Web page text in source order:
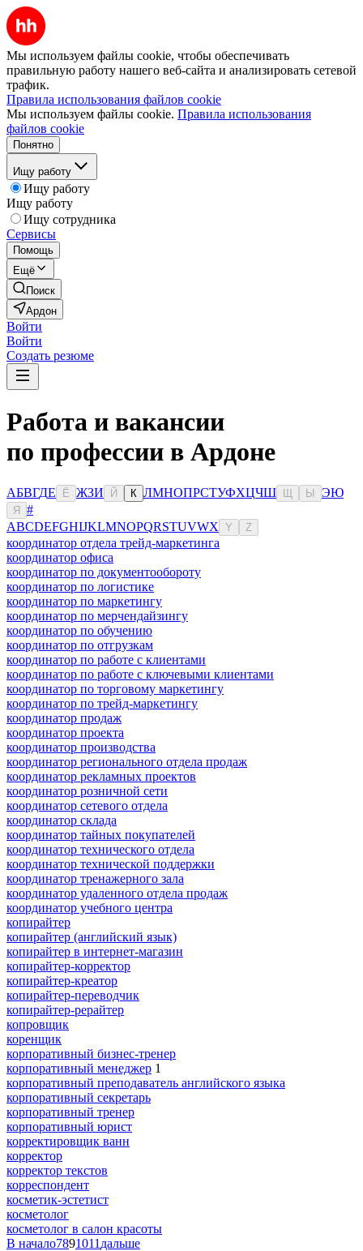
Мы используем файлы cookie, чтобы обеспечивать
правильную работу нашего веб-сайта и анализировать сетевой
трафик.
Правила использования файлов cookie
Мы используем файлы cookie. Правила использования
файлов cookie
Понятно
Ищу работу
Ищу работу
Ищу работу
Ищу сотрудника
Сервисы
Помощь
Ещё
Поиск
Ардон
Войти
Войти
Создать резюме
Работа и вакансии
по профессии в Ардоне
АБВГДЕ Ё ЖЗИ Й К ЛМНОПРСТУФХЦЧШ Ы ЭЮ
Я
#
ABCDEFGHIJKLMNOPQRSTUVWX Y Z
координатор отдела трейд-маркетинга
координатор офиса
координатор по документообороту
координатор по логистике
координатор по маркетингу
координатор по мерчендайзингу
координатор по обучению
координатор по отгрузкам
координатор по работе с клиентами
координатор по работе с ключевыми клиентами
координатор по торговому маркетингу
координатор по трейд-маркетингу
координатор продаж
координатор проекта
координатор производства
координатор регионального отдела продаж
координатор рекламных проектов
координатор розничной сети
координатор сетевого отдела
координатор склада
координатор тайных покупателей
координатор технического отдела
координатор технической поддержки
координатор тренажерного зала
координатор удаленного отдела продаж
координатор учебного центра
копирайтер
копирайтер (английский язык)
копирайтер в интернет-магазин
копирайтер-корректор
копирайтер-креатор
копирайтер-переводчик
копирайтер-рерайтер
копровщик
коренщик
корпоративный бизнес-тренер
корпоративный менеджер 1
корпоративный преподаватель английского языка
корпоративный секретарь
корпоративный тренер
корпоративный юрист
корректировщик ванн
корректор
корректор текстов
корреспондент
косметик-эстетист
косметолог
косметолог в салон красоты
В начало7891011 дальше